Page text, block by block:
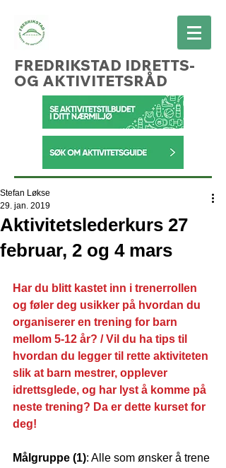
FREDRIKSTAD IDRETTS-
OG AKTIVITETSRÅD
Aktivitetslederkurs 27
februar, 2 og 4 mars
Stefan Løkse
29. jan. 2019
Har du blitt kastet inn i trenerrollen
og føler deg usikker på hvordan du
organiserer en trening for barn
mellom 5-12 år? / Vil du ha tips til
hvordan du legger til rette aktiviteten
slik at barn mestrer, opplever
idrettsglede, og har lyst å komme på
neste trening? Da er dette kurset for
deg!
Målgruppe (1): Alle som ønsker å trene